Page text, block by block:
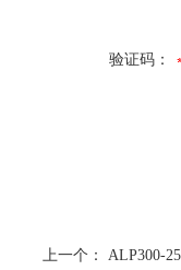
验证码：
上一个： ALP300-